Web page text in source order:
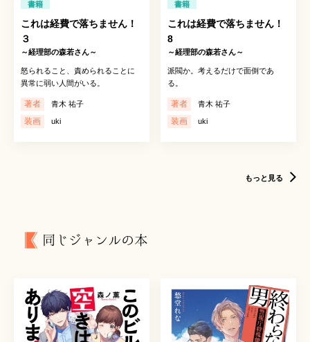
書籍
これは経費で落ちません！
３
～経理部の森若さん～
怒られること、責められることに
異常に弱い人間がいる。
著者 青木 祐子
装画 uki
書籍
これは経費で落ちません！
8
～経理部の森若さん～
派閥か。考えるだけで面倒であ
る。
著者 青木 祐子
装画 uki
もっと見る
同じジャンルの本